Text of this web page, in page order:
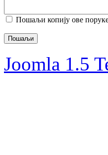
Пошаљи копију ове
Пошаљи
Joomla 1.5